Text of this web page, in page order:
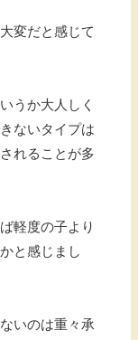
変だと感じて
うか大人しく
ないタイプは
れることが多
軽度の子より
と感じまし
いのは重々承